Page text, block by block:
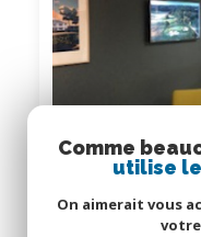
Comme
utilise
On aimerait vous